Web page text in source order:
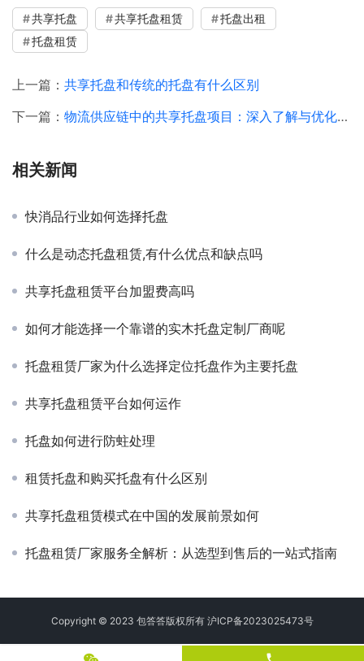
共享托盘 共享托盘租赁
托盘出租
托盘租赁
上一篇： 共享托盘和传统的托盘有什么区别
下一篇： 物流供应链中的共享托盘项目：深入了解与优化策略
相关新闻
快消品行业如何选择托盘
什么是动态托盘租赁,有什么优点和缺点吗
共享托盘租赁平台加盟费高吗
如何才能选择一个靠谱的实木托盘定制厂商呢
托盘租赁厂家为什么选择定位托盘作为主要托盘
共享托盘租赁平台如何运作
托盘如何进行防蛀处理
租赁托盘和购买托盘有什么区别
共享托盘租赁模式在中国的发展前景如何
托盘租赁厂家服务全解析：从选型到售后的一站式指南
Copyright © 2023 包答答版权所有 沪ICP备2023025473号